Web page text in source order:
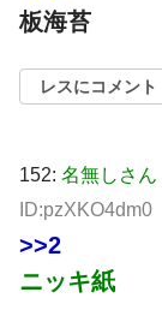
板海苔
レスにコメント
152: 名無しさん
ID:pzXKO4dm0
>>2
ニッキ紙